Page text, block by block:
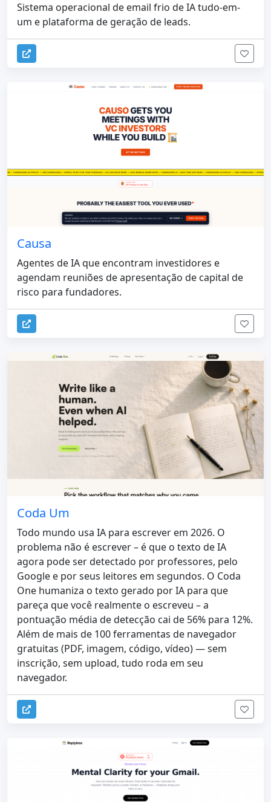
Sistema operacional de email frio de IA tudo-em-
um e plataforma de geração de leads.
Causa
Agentes de IA que encontram investidores e
agendam reuniões de apresentação de capital de
risco para fundadores.
Coda Um
Todo mundo usa IA para escrever em 2026. O
problema não é escrever – é que o texto de IA
agora pode ser detectado por professores, pelo
Google e por seus leitores em segundos. O Coda
One humaniza o texto gerado por IA para que
pareça que você realmente o escreveu – a
pontuação média de detecção cai de 56% para 12%.
Além de mais de 100 ferramentas de navegador
gratuitas (PDF, imagem, código, vídeo) — sem
inscrição, sem upload, tudo roda em seu
navegador.